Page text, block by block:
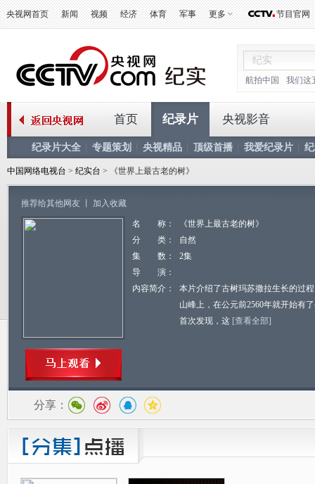
央视网首页 新闻 视频 经济 体育 军事 更多 节目官网
航拍中国 我们这
首页 纪录片
纪录片大全 专题策划 央视精品 顶级首播 我爱纪录片
央视影音
中国网络电视台 > 纪实台 > 《世界上最古老的树》
推荐给其他网友 加入收藏
名 称：
《世界上最古老的树》
分 类：
自然
集 数：
2集
导 演：
内容简介：
本片介绍了古树玛苏撒拉生长的过
山峰上，在公元前2560年就开始有
首次发现，这 [查看全部]
分享：